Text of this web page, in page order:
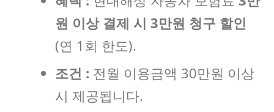
원 이상 결제 시 3만원 청구 할인
(연 1회 한도).
조건 : 전월 이용금액 30만원 이상
시 제공됩니다.